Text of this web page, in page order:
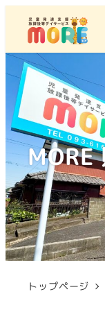
MORE
トップページ